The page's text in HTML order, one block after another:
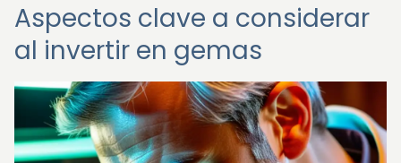
Aspectos clave a considerar
al invertir en gemas